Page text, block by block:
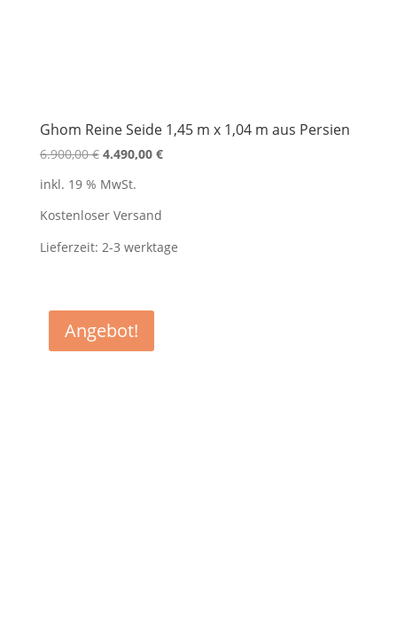
Ghom Reine Seide 1,45 m x 1,04 m aus Persien
6.900,00€ Ursprünglicher
war:
6.900,00 €
4.490,00 €Aktueller
inkl. 19 % MwSt.
Kostenloser Versand
Lieferzeit: 2-3 werktage
Angebot!